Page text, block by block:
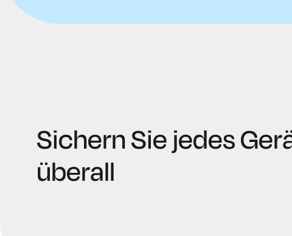
Sichern Sie jedes
überall